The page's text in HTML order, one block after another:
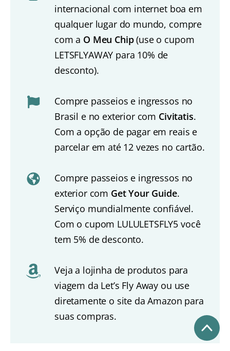
internacional com internet boa em
qualquer lugar do mundo, compre
com a O Meu Chip(use o cupom
LETSFLYAWAY para 10% de
desconto).
Compre passeios e ingressos no
Brasil e no exterior com Civitatis.
Com a opção de pagar em reais e
parcelar em até 12 vezes no cartão.
Compre passeios e ingressos no
exterior com Get Your Guide.
Serviço mundialmente confiável.
Com o cupom LULULETSFLY5 você
tem 5% de desconto.
Veja a lojinha de produtos para
viagem da Let’s Fly Away ou use
diretamente o site da Amazon para
suas compras.